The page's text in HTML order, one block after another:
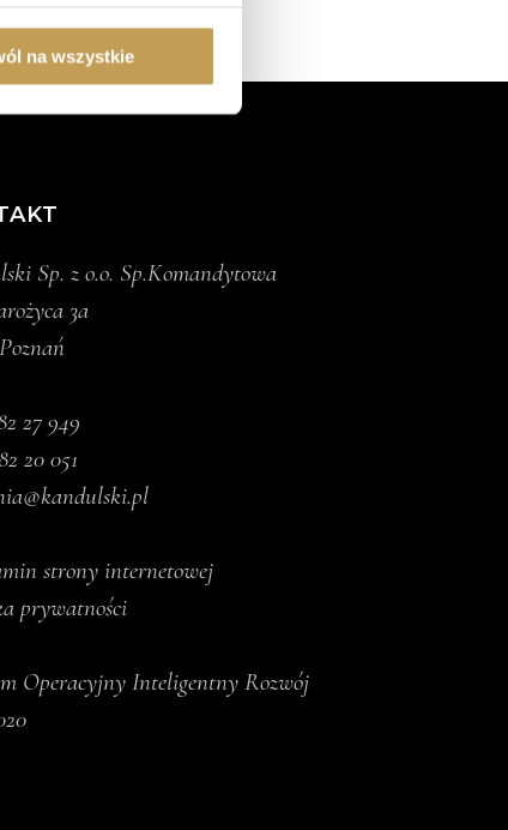
i analizować
społecznościowym,
od Ciebie lub
na wszystkie
Sp. z o.o. Sp.Komandytowa
3a
27 949
20 051
strony internetowej
prywatności
Operacyjny Inteligentny Rozwój